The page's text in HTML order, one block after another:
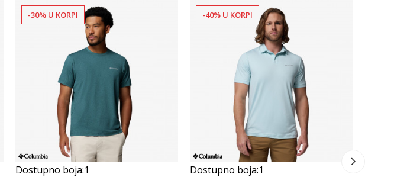
-30% U KORPI
Dostupno boja:1
-40% U KORPI
Dostupno boja:1